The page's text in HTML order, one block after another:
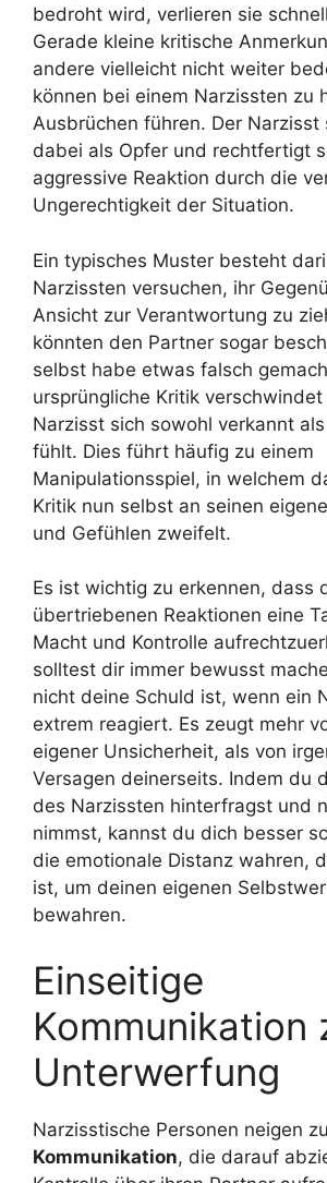
bedroht wird, verlieren sie
Gerade kleine kritische
andere vielleicht nicht weiter
können bei einem Narzissten zu
Ausbrüchen führen. Der Narzisst
dabei als Opfer und rechtfertigt
aggressive Reaktion durch die
Ungerechtigkeit der Situation.
Ein typisches Muster besteht
Narzissten versuchen, ihr
Ansicht zur Verantwortung zu
könnten den Partner sogar
selbst habe etwas falsch
ursprüngliche Kritik
Narzisst sich sowohl verkannt
fühlt. Dies führt häufig zu einem
Manipulationsspiel, in welchem
Kritik nun selbst an seinen
und Gefühlen zweifelt.
Es ist wichtig zu erkennen, dass
übertriebenen Reaktionen eine
Macht und Kontrolle
solltest dir immer bewusst
nicht deine Schuld ist, wenn ein
extrem reagiert. Es zeugt mehr
eigener Unsicherheit, als von
Versagen deinerseits. Indem du
des Narzissten hinterfragst und
nimmst, kannst du dich besser
die emotionale Distanz wahren,
ist, um deinen eigenen
bewahren.
Einseitige
Kommunikation
Unterwerfung
Narzisstische Personen neigen zu
Kommunikation, die darauf